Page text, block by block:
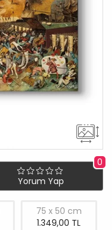
0
Yorum Yap
75 x 50 cm
1.349,00 TL